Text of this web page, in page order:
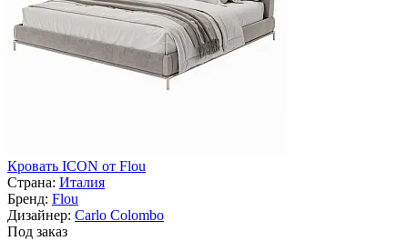
Кровать ICON от Flou
Страна: Италия
Бренд: Flou
Дизайнер: Carlo Colombo
Под заказ